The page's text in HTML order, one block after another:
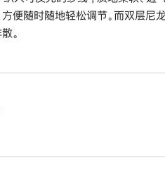
便随时随地轻松调节。而双层尼
。